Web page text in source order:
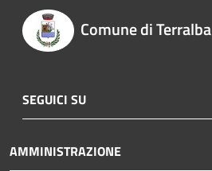
Comune di Terralba
SEGUICI SU
AMMINISTRAZIONE